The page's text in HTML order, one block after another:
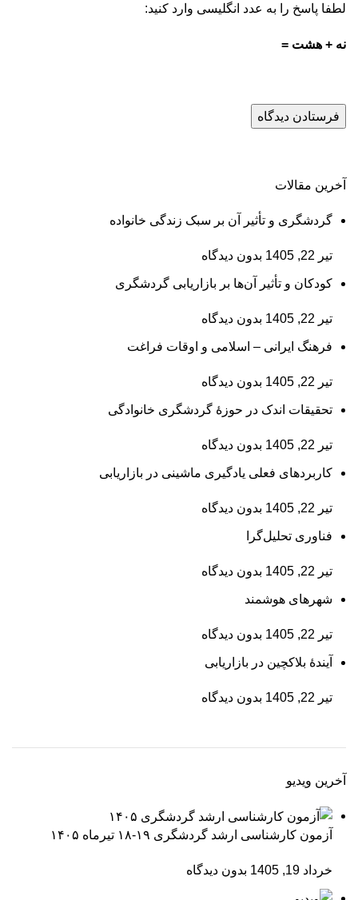
لطفا پاسخ را به عدد انگلیسی وارد کنید:
نه + هشت =
آخرین مقالات
گردشگری و تأثیر آن بر سبک زندگی خانواده
تیر 22, 1405 بدون دیدگاه
کودکان و تأثیر آن‌ها بر بازاریابی گردشگری
تیر 22, 1405 بدون دیدگاه
فرهنگ ایرانی – اسلامی و اوقات فراغت
تیر 22, 1405 بدون دیدگاه
تحقیقات اندک در حوزۀ گردشگری خانوادگی
تیر 22, 1405 بدون دیدگاه
کاربردهای فعلی یادگیری ماشینی در بازاریابی
تیر 22, 1405 بدون دیدگاه
فناوری تحلیل‌گرا
تیر 22, 1405 بدون دیدگاه
شهرهای هوشمند
تیر 22, 1405 بدون دیدگاه
آیندۀ بلاکچین در بازاریابی
تیر 22, 1405 بدون دیدگاه
آخرین ویدیو
آزمون کارشناسی ارشد گردشگری ۱۹-۱۸ تیرماه ۱۴۰۵
خرداد 19, 1405 بدون دیدگاه